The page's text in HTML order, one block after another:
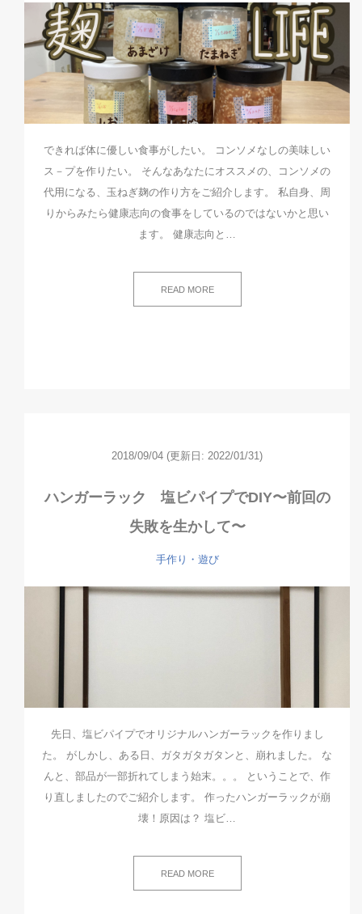
できれば体に優しい食事がしたい。 コンソメなしの美味しい
ス－プを作りたい。 そんなあなたにオススメの、コンソメの
代用になる、玉ねぎ麹の作り方をご紹介します。 私自身、周
りからみたら健康志向の食事をしているのではないかと思い
ます。 健康志向と…
READ MORE
2018/09/04 (更新日: 2022/01/31)
ハンガーラック 塩ビパイプでDIY〜前回の
失敗を生かして〜
手作り・遊び
先日、塩ビパイプでオリジナルハンガーラックを作りまし
た。 がしかし、ある日、ガタガタガタンと、崩れました。 な
んと、部品が一部折れてしまう始末。。。 ということで、作
り直しましたのでご紹介します。 作ったハンガーラックが崩
壊！原因は？ 塩ビ…
READ MORE